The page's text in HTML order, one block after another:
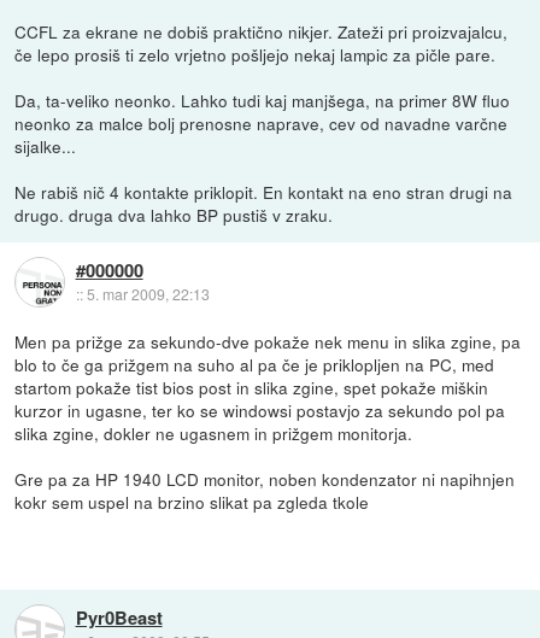
CCFL za ekrane ne dobiš praktično nikjer. Zateži pri proizvajalcu,
če lepo prosiš ti zelo vrjetno pošljejo nekaj lampic za pičle pare.
Da, ta-veliko neonko. Lahko tudi kaj manjšega, na primer 8W fluo
neonko za malce bolj prenosne naprave, cev od navadne varčne
sijalke...
Ne rabiš nič 4 kontakte priklopit. En kontakt na eno stran drugi na
drugo. druga dva lahko BP pustiš v zraku.
#000000
::5. mar 2009, 22:13
Men pa prižge za sekundo-dve pokaže nek menu in slika zgine, pa
blo to če ga prižgem na suho al pa če je priklopljen na PC, med
startom pokaže tist bios post in slika zgine, spet pokaže miškin
kurzor in ugasne, ter ko se windowsi postavjo za sekundo pol pa
slika zgine, dokler ne ugasnem in prižgem monitorja.
Gre pa za HP 1940 LCD monitor, noben kondenzator ni napihnjen
kokr sem uspel na brzino slikat pa zgleda tkole
Pyr0Beast